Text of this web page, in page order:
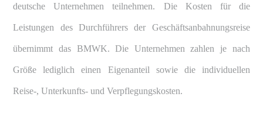
deutsche Unternehmen teilnehmen. Die Kosten für die
Leistungen des Durchführers der Geschäftsanbahnungsreise
übernimmt das BMWK. Die Unternehmen zahlen je nach
Größe lediglich einen Eigenanteil sowie die individuellen
Reise-, Unterkunfts- und Verpflegungskosten.